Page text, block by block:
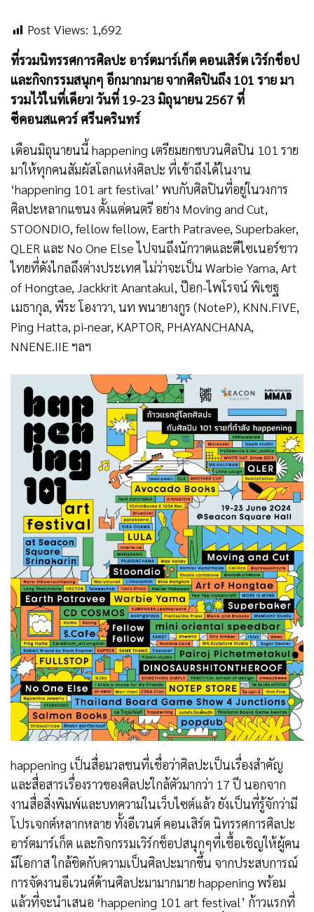
Post Views: 1,692
ที่รวมนิทรรศการศิลปะ อาร์ตมาร์เก็ต คอนเสิร์ต เวิร์กช็อป
และกิจกรรมสนุกๆ อีกมากมาย จากศิลปินถึง 101 ราย มา
รวมไว้ในที่เดียว!วันที่ 19-23 มิถุนายน 2567 ที่
ซีคอนสแควร์ ศรีนครินทร์
เดือนมิถุนายนนี้ happening เตรียมยกขบวนศิลปิน 101 ราย
มาให้ทุกคนสัมผัสโลกแห่งศิลปะ ที่เข้าถึงได้ในงาน
‘happening 101 art festival’ พบกับศิลปินที่อยู่ในวงการ
ศิลปะหลากแขนง ตั้งแต่ดนตรี อย่าง Moving and Cut,
STOONDIO, fellow fellow, Earth Patravee, Superbaker,
QLER และ No One Else ไปจนถึงนักวาดและดีไซเนอร์ชาว
ไทยที่ดังไกลถึงต่างประเทศ ไม่ว่าจะเป็น Warbie Yama, Art
of Hongtae, Jackkrit Anantakul, ป๊อก-ไพโรจน์ พิเชฐ
เมธากุล, พีระ โองาวา, นท พนายางกูร (NoteP), KNN.FIVE,
Ping Hatta, pi-near, KAPTOR, PHAYANCHANA,
NNENE.IIE ฯลฯ
happening เป็นสื่อมวลชนที่เชื่อว่าศิลปะเป็นเรื่องสำคัญ
และสื่อสารเรื่องราวของศิลปะใกล้ตัวมากว่า 17 ปี นอกจาก
งานสื่อสิ่งพิมพ์และบทความในเว็บไซต์แล้ว ยังเป็นที่รู้จักว่ามี
โปรเจกต์หลากหลาย ทั้งอีเวนต์ คอนเสิร์ต นิทรรศการศิลปะ
อาร์ตมาร์เก็ต และกิจกรรมเวิร์กช็อปสนุกๆที่เชื้อเชิญให้ผู้คน
มีโอกาส ใกล้ชิดกับความเป็นศิลปะมากขึ้น จากประสบการณ์
การจัดงานอีเวนต์ด้านศิลปะมามากมาย happening พร้อม
แล้วที่จะนำเสนอ ‘happening 101 art festival’ ก้าวแรกที่